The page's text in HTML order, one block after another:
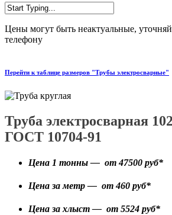
Цены могут быть неактуальные,
телефону
Перейти к таблице размеров "Трубы электросварные"
Труба электросварная
ГОСТ 10704-91
Цена 1 тонны — от47500 руб*
Цена за метр — от460 руб*
Цена за хлыст — от 5524 руб*